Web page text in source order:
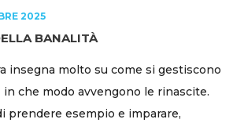
2025
BANALITÀ
insegna molto su come si gestiscono
in che modo avvengono le rinascite.
prendere esempio e imparare,